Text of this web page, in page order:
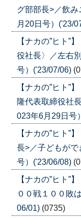
グ部部長>／飲
月20日号）('23/
【ナカの”ヒト
役社長〉／左右
号）('23/07/06)
【ナカの”ヒト
隆代表取締役社
023年6月29日号
【ナカの”ヒト
長>／子どもがで
号）('23/06/08)
【ナカの”ヒト
００戦１００敗
06/01) (0735)